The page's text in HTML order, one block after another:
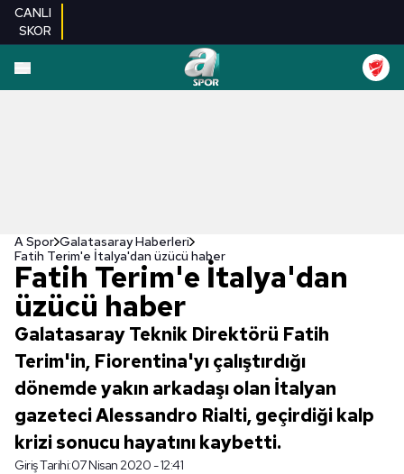
CANLI
SKOR
A Spor Galatasaray Haberleri
Fatih Terim'e İtalya'dan üzücü haber
Fatih Terim'e İtalya'dan
üzücü haber
Galatasaray Teknik Direktörü Fatih
Terim'in, Fiorentina'yı çalıştırdığı
dönemde yakın arkadaşı olan İtalyan
gazeteci Alessandro Rialti, geçirdiği kalp
krizi sonucu hayatını kaybetti.
Giriş Tarihi:07 Nisan 2020 - 12:41